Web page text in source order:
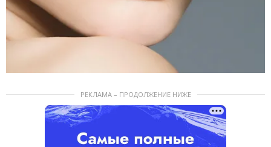
РЕКЛАМА – ПРОДОЛЖЕНИЕ НИЖЕ